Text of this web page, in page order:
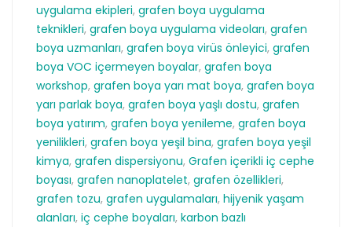
uygulama ekipleri, grafen boya uygulama
teknikleri, grafen boya uygulama videoları, grafen
boya uzmanları, grafen boya virüs önleyici, grafen
boya VOC içermeyen boyalar, grafen boya
workshop, grafen boya yarı mat boya, grafen boya
yarı parlak boya, grafen boya yaşlı dostu, grafen
boya yatırım, grafen boya yenileme, grafen boya
yenilikleri, grafen boya yeşil bina, grafen boya yeşil
kimya, grafen dispersiyonu, Grafen içerikli iç cephe
boyası, grafen nanoplatelet, grafen özellikleri,
grafen tozu, grafen uygulamaları, hijyenik yaşam
alanları, iç cephe boyaları, karbon bazlı